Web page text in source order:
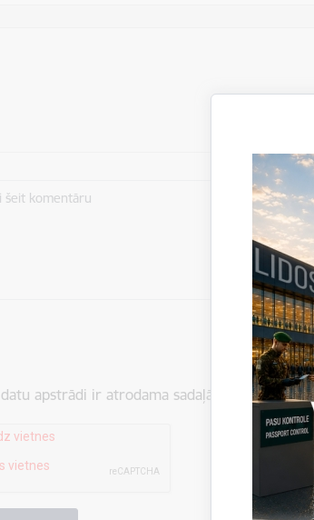
šeit komentāru
apstrādi ir atrodama sadaļā: